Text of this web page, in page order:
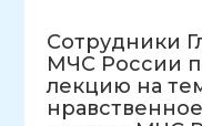
Сотрудники
МЧС России
лекцию на